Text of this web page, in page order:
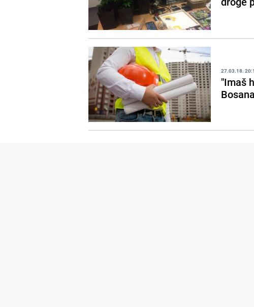
27.03.18.
"Imaš